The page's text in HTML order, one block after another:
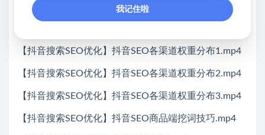
【抖音基础系统知识】第三章第三节千川怎么玩2.mp4
【抖音搜索SEO优化】抖音SEO各渠道权重分布1.mp4
【抖音搜索SEO优化】抖音SEO各渠道权重分布2.mp4
【抖音搜索SEO优化】抖音SEO各渠道权重分布3.mp4
【抖音搜索SEO优化】抖音SEO商品端挖词技巧.mp4
我记住啦